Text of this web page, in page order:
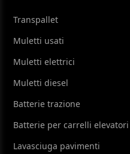
Transpallet
Muletti usati
Muletti elettrici
Muletti diesel
Batterie trazione
Batterie per carrelli elevatori
Lavasciuga pavimenti